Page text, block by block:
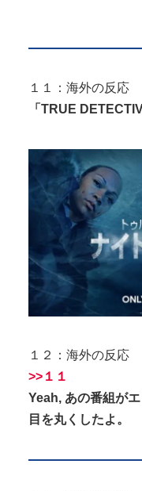
１１：海外の反応
「TRUE
１２：海外の反応
>>１１
Yeah, あの番組が
目を丸くしたよ。